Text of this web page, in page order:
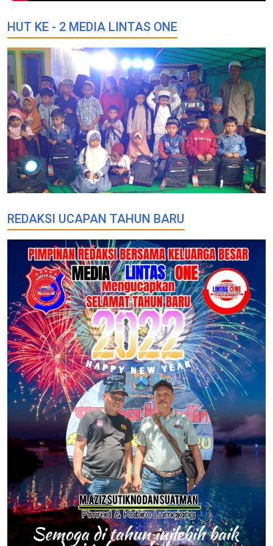
HUT KE - 2 MEDIA LINTAS ONE
REDAKSI UCAPAN TAHUN BARU